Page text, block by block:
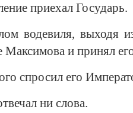
приехал Государь.
водевиля, выходя
и принял
спросил его
ни слова.